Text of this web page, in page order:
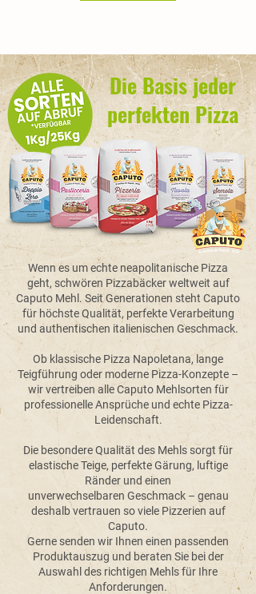
Die Basis jeder
perfekten Pizza
Wenn es um echte neapolitanische Pizza
geht, schwören Pizzabäcker weltweit auf
Caputo Mehl. Seit Generationen steht Caputo
für höchste Qualität, perfekte Verarbeitung
und authentischen italienischen Geschmack.
Ob klassische Pizza Napoletana, lange
Teigführung oder moderne Pizza-Konzepte –
wir vertreiben alle Caputo Mehlsorten für
professionelle Ansprüche und echte Pizza-
Leidenschaft.
Die besondere Qualität des Mehls sorgt für
elastische Teige, perfekte Gärung, luftige
Ränder und einen
unverwechselbaren Geschmack – genau
deshalb vertrauen so viele Pizzerien auf
Caputo.
Gerne senden wir Ihnen einen passenden
Produktauszug und beraten Sie bei der
Auswahl des richtigen Mehls für Ihre
Anforderungen.